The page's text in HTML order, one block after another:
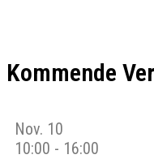
Kommende
Nov. 10
10:00 - 16:00